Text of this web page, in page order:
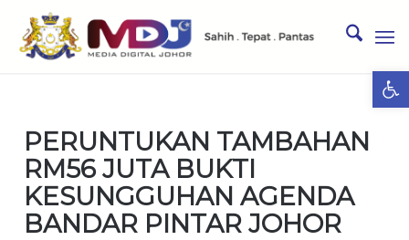
PERUNTUKAN TAMBAHAN
RM56 JUTA BUKTI
KESUNGGUHAN AGENDA
BANDAR PINTAR JOHOR